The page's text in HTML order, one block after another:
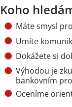
Koho
Máte smysl
Umíte
Dokážete si
Výhodou je
bankovním
Oceníme